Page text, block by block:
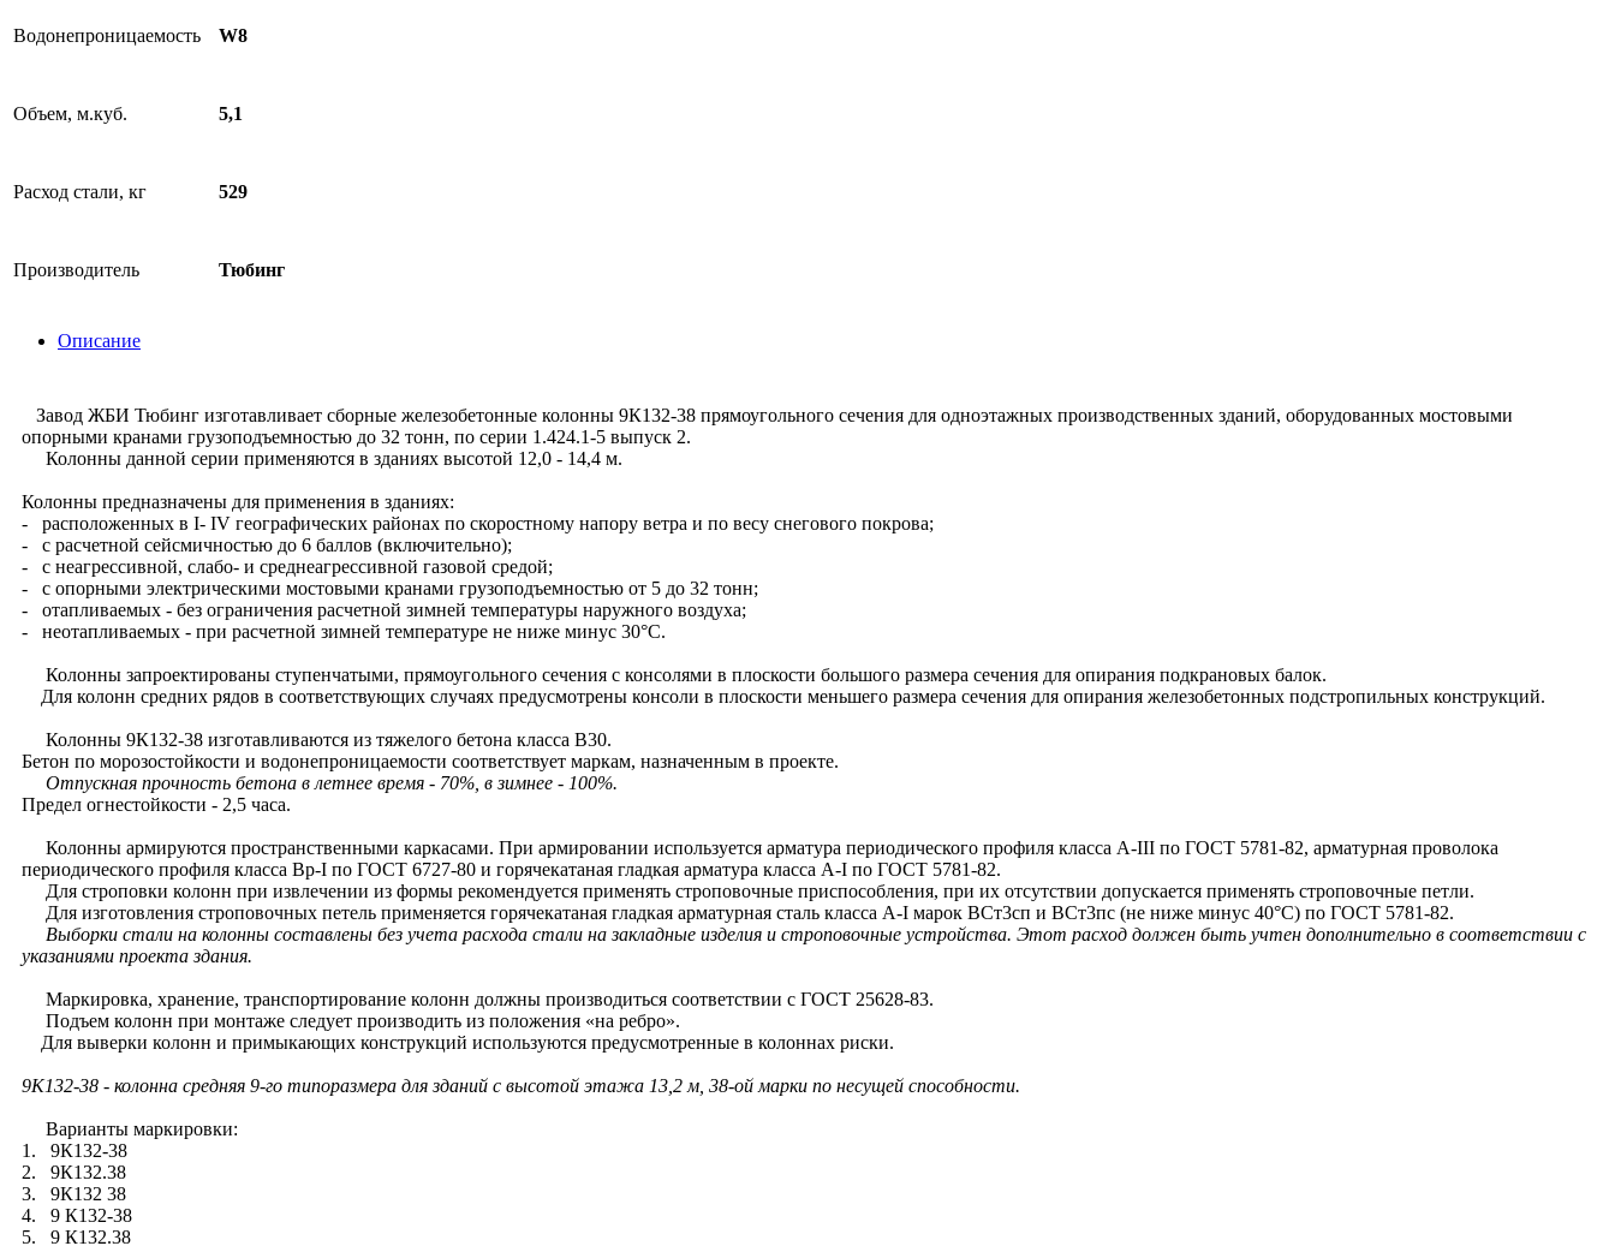
Водонепроницаемость W8
Объем, м.куб. 5,1
Расход стали, кг 529
Производитель Тюбинг
Описание
Завод ЖБИ Тюбинг изготавливает сборные железобетонные колонны 9К132-38 прямоугольного сечения для одноэтажных производственных зданий, оборудованных мостовыми
опорными кранами грузоподъемностью до 32 тонн, по серии 1.424.1-5 выпуск 2.
Колонны данной серии применяются в зданиях высотой 12,0 - 14,4 м.
Колонны предназначены для применения в зданиях:
- расположенных в I- IV географических районах по скоростному напору ветра и по весу снегового покрова;
- с расчетной сейсмичностью до 6 баллов (включительно);
- с неагрессивной, слабо- и среднеагрессивной газовой средой;
- с опорными электрическими мостовыми кранами грузоподъемностью от 5 до 32 тонн;
- отапливаемых - без ограничения расчетной зимней температуры наружного воздуха;
- неотапливаемых - при расчетной зимней температуре не ниже минус 30°С.
Колонны запроектированы ступенчатыми, прямоугольного сечения с консолями в плоскости большого размера сечения для опирания подкрановых балок.
Для колонн средних рядов в соответствующих случаях предусмотрены консоли в плоскости меньшего размера сечения для опирания железобетонных подстропильных конструкций.
Колонны 9К132-38 изготавливаются из тяжелого бетона класса В30.
Бетон по морозостойкости и водонепроницаемости соответствует маркам, назначенным в проекте.
Отпускная прочность бетона в летнее время - 70%, в зимнее - 100%.
Предел огнестойкости - 2,5 часа.
Колонны армируются пространственными каркасами. При армировании используется арматура периодического профиля класса A-III по ГОСТ 5781-82, арматурная проволока
периодического профиля класса Вр-I по ГОСТ 6727-80 и горячекатаная гладкая арматура класса A-I по ГОСТ 5781-82.
Для строповки колонн при извлечении из формы рекомендуется применять строповочные приспособления, при их отсутствии допускается применять строповочные петли.
Для изготовления строповочных петель применяется горячекатаная гладкая арматурная сталь класса A-I марок ВСт3сп и ВСт3пс (не ниже минус 40°С) по ГОСТ 5781-82.
Выборки стали на колонны составлены без учета расхода стали на закладные изделия и строповочные устройства. Этот расход должен быть учтен дополнительно в соответствии с
указаниями проекта здания.
Маркировка, хранение, транспортирование колонн должны производиться соответствии с ГОСТ 25628-83.
Подъем колонн при монтаже следует производить из положения «на ребро».
Для выверки колонн и примыкающих конструкций используются предусмотренные в колоннах риски.
9К132-38 - колонна средняя 9-го типоразмера для зданий с высотой этажа 13,2 м, 38-ой марки по несущей способности.
Варианты маркировки:
1. 9К132-38
2. 9К132.38
3. 9К132 38
4. 9 К132-38
5. 9 К132.38